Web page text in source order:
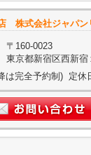
株式会社ジャパン
〒160-0023
東京都新宿区西新
は完全予約制) 定休